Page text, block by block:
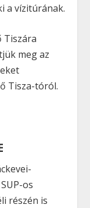
a vízitúrának.
Tiszára
meg az
Tisza-tóról.
os
részén is